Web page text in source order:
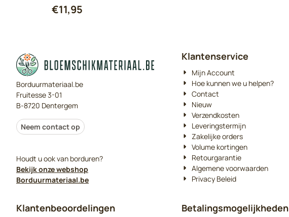
€11,95
Borduurmateriaal.be
Fruitesse 3-01
B-8720 Dentergem
Neem contact op
Houdt u ook van borduren?
Bekijk onze webshop
Borduurmateriaal.be
Klantenservice
Mijn Account
Hoe kunnen we u helpen?
Contact
Nieuw
Verzendkosten
Leveringstermijn
Zakelijke orders
Volume kortingen
Retourgarantie
Algemene voorwaarden
Privacy Beleid
Klantenbeoordelingen Betalingsmogelijkheden